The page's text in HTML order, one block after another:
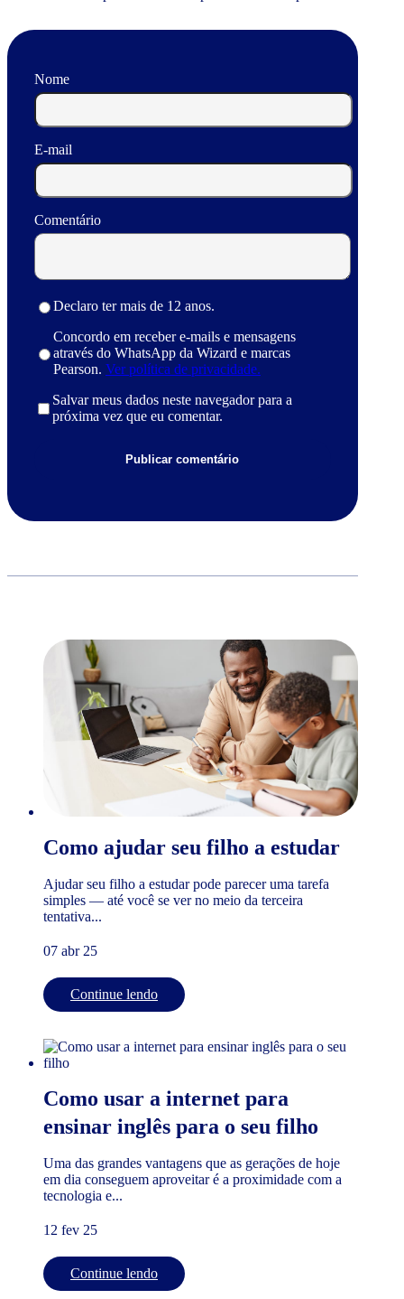
Nome
E-mail
Comentário
Declaro ter mais de 12 anos.
Concordo em receber e-mails e mensagens
através do WhatsApp da Wizard e marcas
Pearson. Ver política de privacidade.
Salvar meus dados neste navegador para a
próxima vez que eu comentar.
Como ajudar seu filho a estudar
Ajudar seu filho a estudar pode parecer uma tarefa
simples — até você se ver no meio da terceira
tentativa...
07 abr 25
Continue lendo
Como usar a internet para
ensinar inglês para o seu filho
Uma das grandes vantagens que as gerações de hoje
em dia conseguem aproveitar é a proximidade com a
tecnologia e...
12 fev 25
Continue lendo